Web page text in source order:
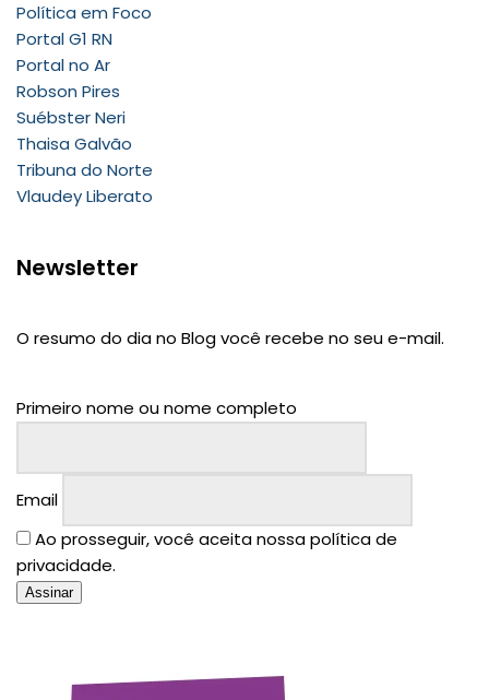
Política em Foco
Portal G1 RN
Portal no Ar
Robson Pires
Suébster Neri
Thaisa Galvão
Tribuna do Norte
Vlaudey Liberato
Newsletter
O resumo do dia no Blog você recebe no seu e-mail.
Primeiro nome ou nome completo
Email
Ao prosseguir, você aceita nossa política de
privacidade.